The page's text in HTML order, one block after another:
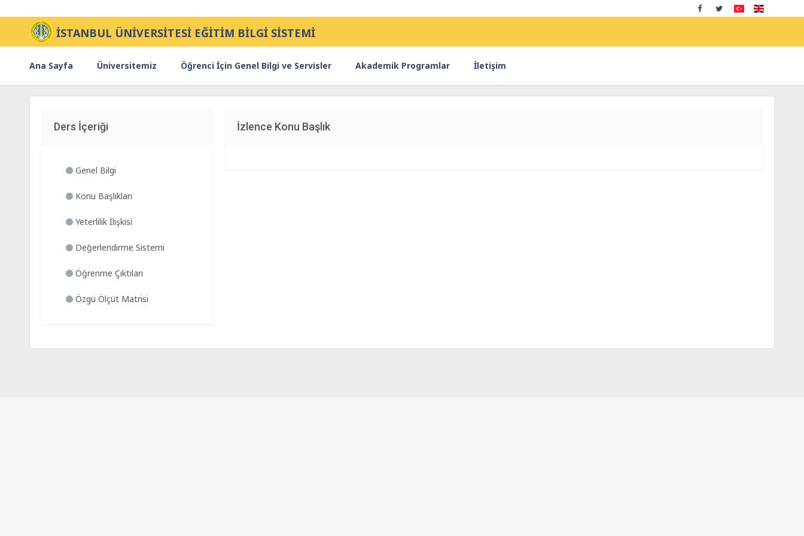
İSTANBUL ÜNİVERSİTESİ EĞİTİM BİLGİ SİSTEMİ
Ana Sayfa Üniversitemiz Öğrenci İçin Genel Bilgi ve Servisler Akademik Programlar İletişim
Ders İçeriği
Genel Bilgi
Konu Başlıkları
Yeterlilik İlişkisi
Değerlendirme Sistemi
Öğrenme Çıktıları
Özgü Ölçüt Matrisi
İzlence Konu Başlık